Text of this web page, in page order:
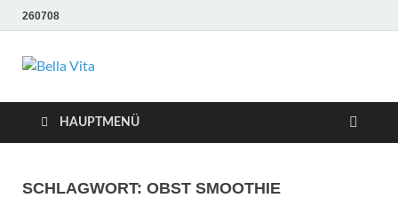
260708
Bella Vita
Wellness Fitness
Tipps
Tipps
HAUPTMENÜ
SCHLAGWORT: OBST SMOOTHIE